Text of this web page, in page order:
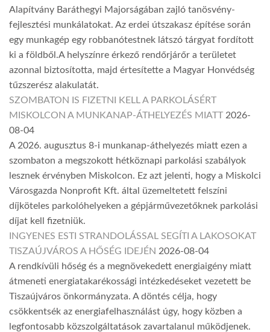
Alapítvány Baráthegyi Majorságában zajló tanösvény-
fejlesztési munkálatokat. Az erdei útszakasz építése során
egy munkagép egy robbanótestnek látszó tárgyat fordított
ki a földből.A helyszínre érkező rendőrjárőr a területet
azonnal biztosította, majd értesítette a Magyar Honvédség
tűzszerész alakulatát.
SZOMBATON IS FIZETNI KELL A PARKOLÁSÉRT
MISKOLCON A MUNKANAP-ÁTHELYEZÉS MIATT 2026-
08-04
A 2026. augusztus 8-i munkanap-áthelyezés miatt ezen a
szombaton a megszokott hétköznapi parkolási szabályok
lesznek érvényben Miskolcon. Ez azt jelenti, hogy a Miskolci
Városgazda Nonprofit Kft. által üzemeltetett felszíni
díjköteles parkolóhelyeken a gépjárművezetőknek parkolási
díjat kell fizetniük.
INGYENES ESTI STRANDOLÁSSAL SEGÍTI A LAKOSOKAT
TISZAÚJVÁROS A HŐSÉG IDEJÉN 2026-08-04
A rendkívüli hőség és a megnövekedett energiaigény miatt
átmeneti energiatakarékossági intézkedéseket vezetett be
Tiszaújváros önkormányzata. A döntés célja, hogy
csökkentsék az energiafelhasználást úgy, hogy közben a
legfontosabb közszolgáltatások zavartalanul működjenek.